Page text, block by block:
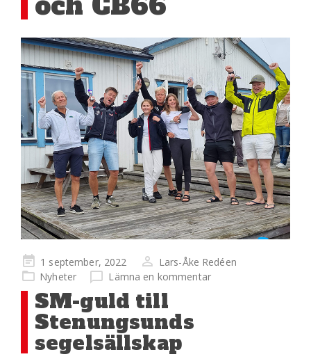
Publicerad
på
1 september, 2022
Lars-Åke Redéen
Nyheter
Lämna en kommentar
SM-guld till
Stenungsunds
segelsällskap